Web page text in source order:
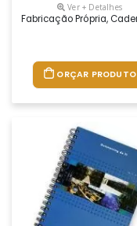
Ver + Detalhes
Fabricação Própria,
ORÇAR PRODUTO